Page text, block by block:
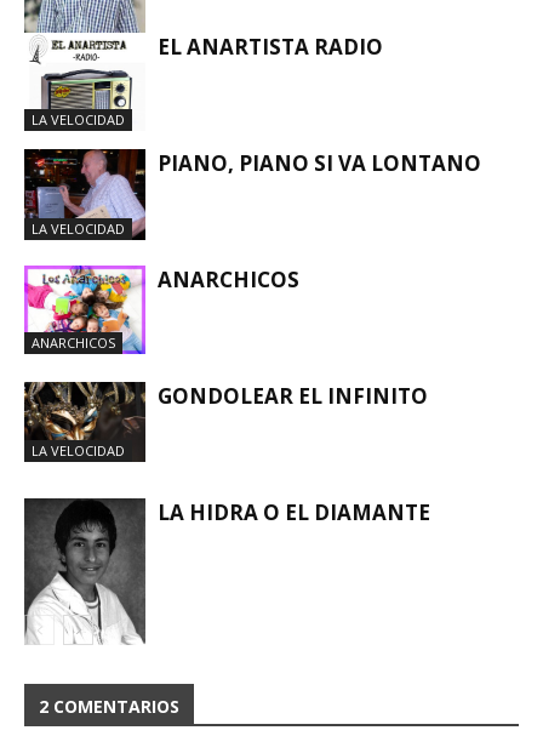
LA VELOCIDAD
LA VELOCIDAD
EL ANARTISTA RADIO
LA VELOCIDAD
PIANO, PIANO SI VA LONTANO
ANARCHICOS
ANARCHICOS
LA VELOCIDAD
GONDOLEAR EL INFINITO
LA HIDRA O EL DIAMANTE
2 COMENTARIOS